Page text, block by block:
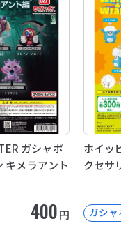
ガシャポ
キメラアント
400円
ホイッ
クセサ
ガシャ